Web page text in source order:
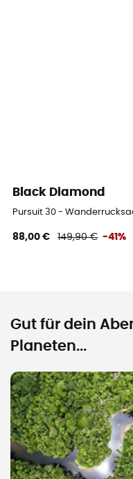
Black Diamond
Pursuit 30 -
88,00 € 149,90 € -41%
Gut für dein
Planeten...